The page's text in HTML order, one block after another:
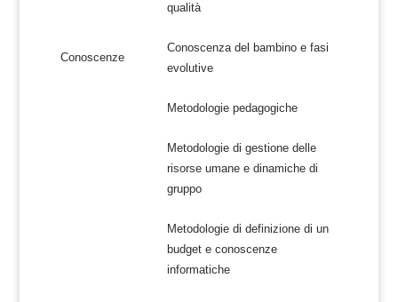
qualità
Conoscenze
Conoscenza del bambino e fasi
evolutive
Metodologie pedagogiche
Metodologie di gestione delle
risorse umane e dinamiche di
gruppo
Metodologie di definizione di un
budget e conoscenze
informatiche